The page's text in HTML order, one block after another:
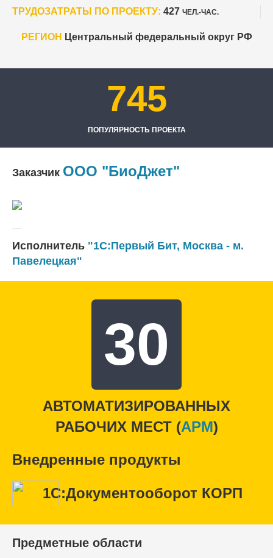
ТРУДОЗАТРАТЫ ПО ПРОЕКТУ: 427 ЧЕЛ.-ЧАС.
РЕГИОН Центральный федеральный округ РФ
745
ПОПУЛЯРНОСТЬ ПРОЕКТА
Заказчик ООО "БиоДжет"
Исполнитель "1С:Первый Бит, Москва - м.
Павелецкая"
30
АВТОМАТИЗИРОВАННЫХ
РАБОЧИХ МЕСТ (APM)
Внедренные продукты
1С:Документооборот КОРП
Предметные области